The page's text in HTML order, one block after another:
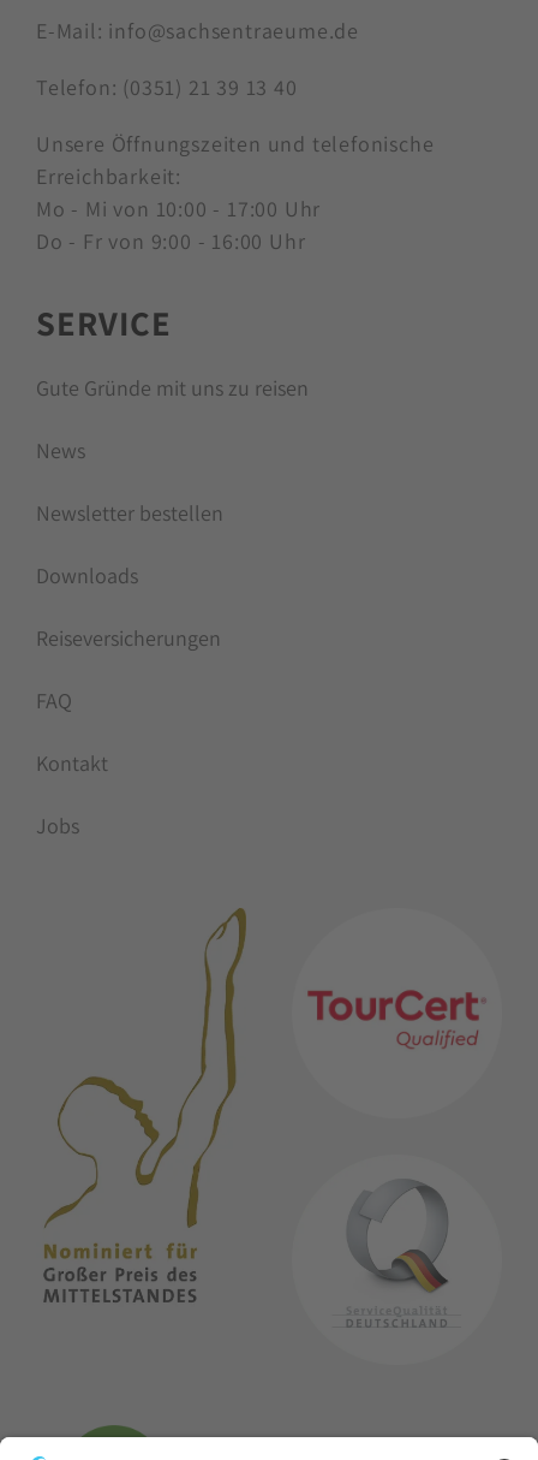
E-Mail: info@sachsentraeume.de
Telefon: (0351) 21 39 13 40
Unsere Öffnungszeiten und telefonische
Erreichbarkeit:
Mo - Mi von 10:00 - 17:00 Uhr
Do - Fr von 9:00 - 16:00 Uhr
SERVICE
Gute Gründe mit uns zu reisen
News
Newsletter bestellen
Downloads
Reiseversicherungen
FAQ
Kontakt
Jobs
MITGLIEDSCHAFTEN